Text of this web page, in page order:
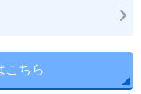
こちら